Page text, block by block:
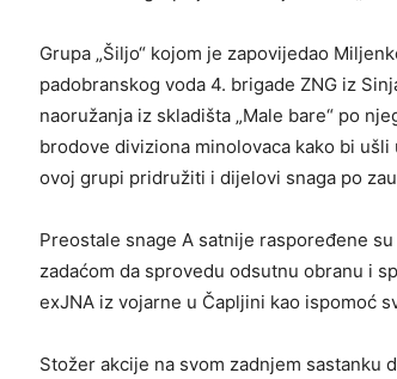
Grupa „Šiljo“ kojom je zapovijedao
padobranskog voda 4. brigade ZNG iz
naoružanja iz skladišta „Male bare“ po
brodove diviziona minolovaca kako bi
ovoj grupi pridružiti i dijelovi snaga po
Preostale snage A satnije raspoređene
zadaćom da sprovedu odsutnu obranu i
exJNA iz vojarne u Čapljini kao ispomoć
Stožer akcije na svom zadnjem sastanku